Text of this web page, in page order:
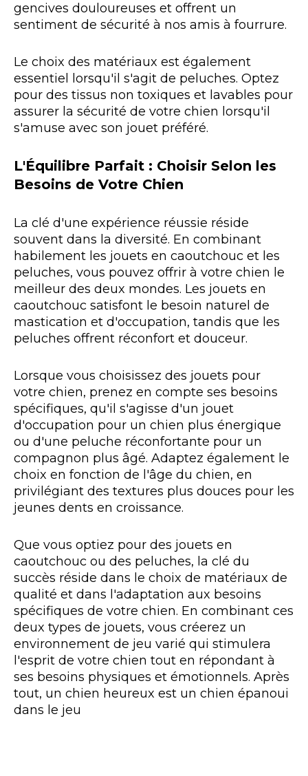
gencives douloureuses et offrent un
sentiment de sécurité à nos amis à fourrure.
Le choix des matériaux est également
essentiel lorsqu'il s'agit de peluches. Optez
pour des tissus non toxiques et lavables pour
assurer la sécurité de votre chien lorsqu'il
s'amuse avec son jouet préféré.
L'Équilibre Parfait : Choisir Selon les
Besoins de Votre Chien
La clé d'une expérience réussie réside
souvent dans la diversité. En combinant
habilement les jouets en caoutchouc et les
peluches, vous pouvez offrir à votre chien le
meilleur des deux mondes. Les jouets en
caoutchouc satisfont le besoin naturel de
mastication et d'occupation, tandis que les
peluches offrent réconfort et douceur.
Lorsque vous choisissez des jouets pour
votre chien, prenez en compte ses besoins
spécifiques, qu'il s'agisse d'un jouet
d'occupation pour un chien plus énergique
ou d'une peluche réconfortante pour un
compagnon plus âgé. Adaptez également le
choix en fonction de l'âge du chien, en
privilégiant des textures plus douces pour les
jeunes dents en croissance.
Que vous optiez pour des jouets en
caoutchouc ou des peluches, la clé du
succès réside dans le choix de matériaux de
qualité et dans l'adaptation aux besoins
spécifiques de votre chien. En combinant ces
deux types de jouets, vous créerez un
environnement de jeu varié qui stimulera
l'esprit de votre chien tout en répondant à
ses besoins physiques et émotionnels. Après
tout, un chien heureux est un chien épanoui
dans le jeu